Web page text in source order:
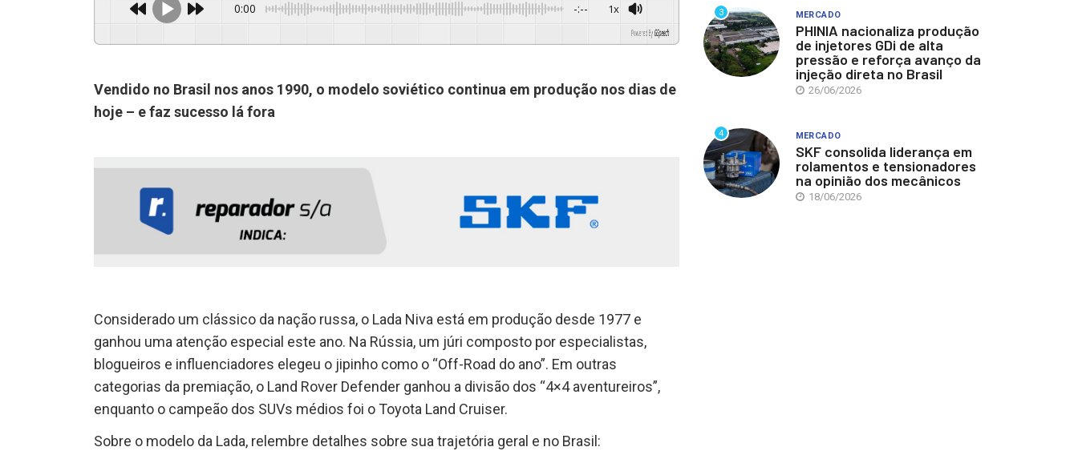
0:00 -:-- 1x
GSpeech
Vendido no Brasil nos anos 1990, o modelo soviético continua em produção nos dias de
hoje – e faz sucesso lá fora
Considerado um clássico da nação russa, o Lada Niva está em produção desde 1977 e
ganhou uma atenção especial este ano. Na Rússia, um júri composto por especialistas,
blogueiros e influenciadores elegeu o jipinho como o “Off-Road do ano”. Em outras
categorias da premiação, o Land Rover Defender ganhou a divisão dos “4×4 aventureiros”,
enquanto o campeão dos SUVs médios foi o Toyota Land Cruiser.
Sobre o modelo da Lada, relembre detalhes sobre sua trajetória geral e no Brasil:
3 MERCADO
PHINIA nacionaliza produção
de injetores GDi de alta
pressão e reforça avanço da
injeção direta no Brasil
26/06/2026
4 MERCADO
SKF consolida liderança em
rolamentos e tensionadores
na opinião dos mecânicos
18/06/2026